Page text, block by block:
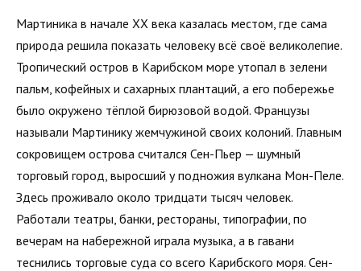
Мартиника в начале XX века казалась местом, где сама
природа решила показать человеку всё своё великолепие.
Тропический остров в Карибском море утопал в зелени
пальм, кофейных и сахарных плантаций, а его побережье
было окружено тёплой бирюзовой водой. Французы
называли Мартинику жемчужиной своих колоний. Главным
сокровищем острова считался Сен-Пьер — шумный
торговый город, выросший у подножия вулкана Мон-Пеле.
Здесь проживало около тридцати тысяч человек.
Работали театры, банки, рестораны, типографии, по
вечерам на набережной играла музыка, а в гавани
теснились торговые суда со всего Карибского моря. Сен-